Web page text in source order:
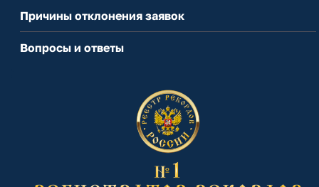
Причины отклонения заявок
Вопросы и ответы